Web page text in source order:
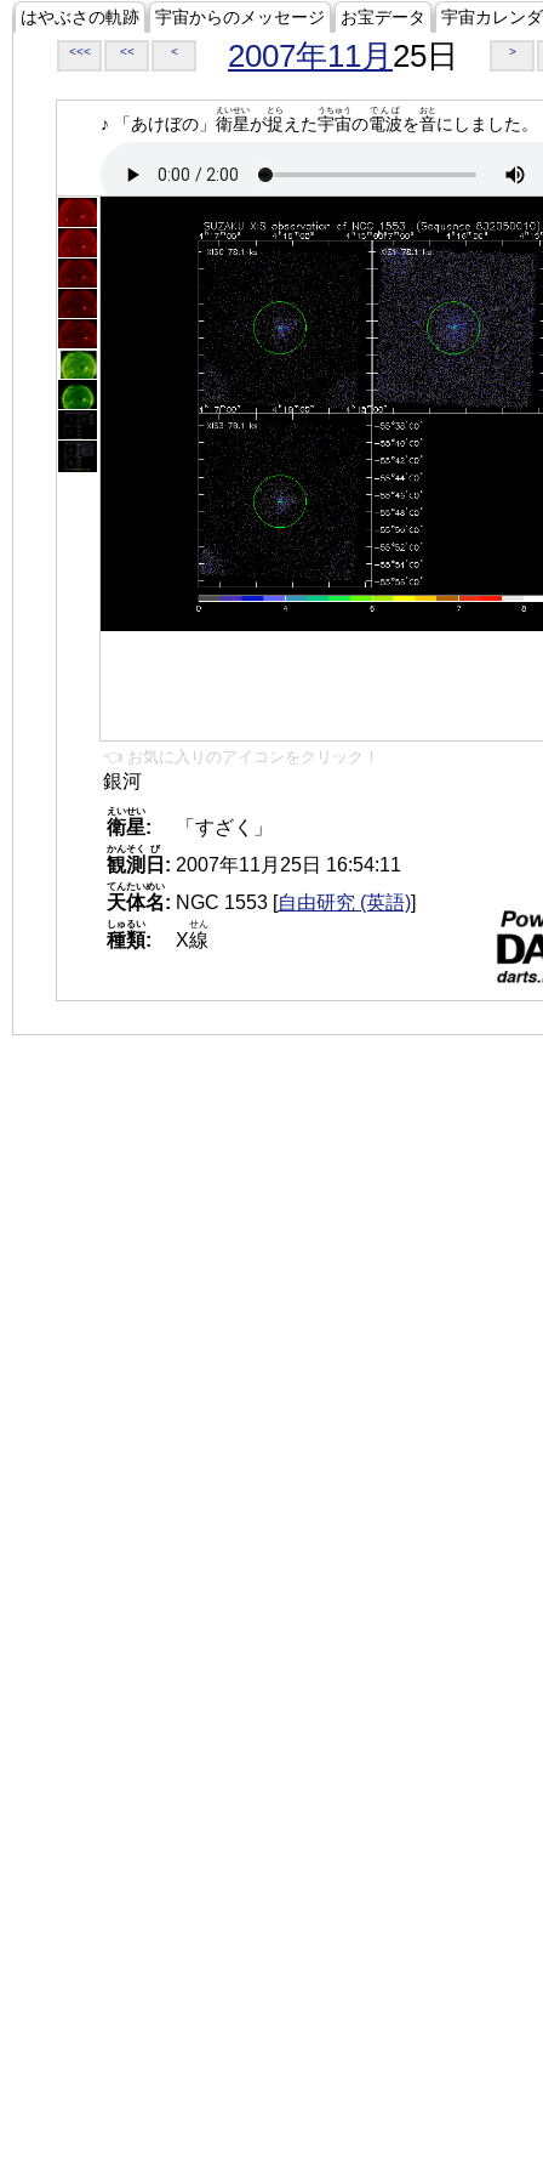
はやぶさの軌跡 宇宙からのメッセージ お宝データ 宇宙カレン
<<< << < 2007年11月 25日 >
♪ 「あけぼの」 衛星
えいせい
が捉
とら
えた宇宙
うちゅう
の電波
でんぱ
を音
おと
にしました。
👈 お気に入りのアイコンをクリック！
銀河
衛星
えいせい
:
「すざく」
観測
かんそく
日
び
: 2007年11月25日 16:54:11
天体名
てんたいめい
: NGC 1553 [自由研究 (英語)]
種類
しゅるい
: X線
せん